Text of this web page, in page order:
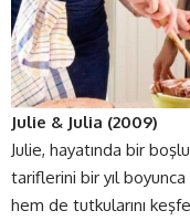
Julie & Julia (2009)
Julie, hayatında bir
tariflerini bir yıl
hem de tutkularını